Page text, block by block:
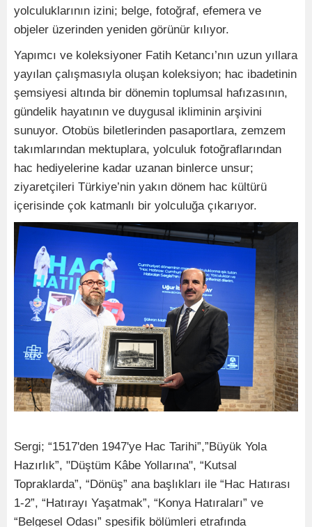
yolculuklarının izini; belge, fotoğraf, efemera ve
objeler üzerinden yeniden görünür kılıyor.
Yapımcı ve koleksiyoner Fatih Ketancı’nın uzun yıllara
yayılan çalışmasıyla oluşan koleksiyon; hac ibadetinin
şemsiyesi altında bir dönemin toplumsal hafızasının,
gündelik hayatının ve duygusal ikliminin arşivini
sunuyor. Otobüs biletlerinden pasaportlara, zemzem
takımlarından mektuplara, yolculuk fotoğraflarından
hac hediyelerine kadar uzanan binlerce unsur;
ziyaretçileri Türkiye’nin yakın dönem hac kültürü
içerisinde çok katmanlı bir yolculuğa çıkarıyor.
Sergi; “1517'den 1947'ye Hac Tarihi”,”Büyük Yola
Hazırlık”, "Düştüm Kâbe Yollarına", “Kutsal
Topraklarda”, “Dönüş” ana başlıkları ile “Hac Hatırası
1-2”, “Hatırayı Yaşatmak”, “Konya Hatıraları” ve
“Belgesel Odası” spesifik bölümleri etrafında